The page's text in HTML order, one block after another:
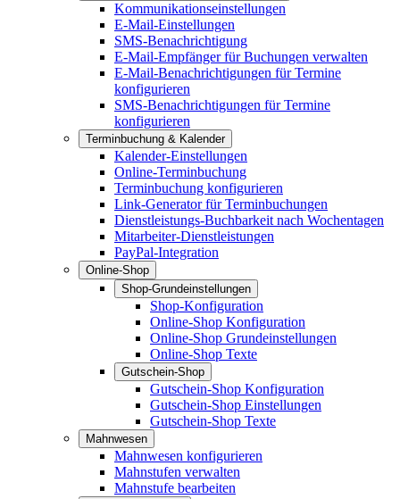
Kommunikationseinstellungen
E-Mail-Einstellungen
SMS-Benachrichtigung
E-Mail-Empfänger für Buchungen verwalten
E-Mail-Benachrichtigungen für Termine
konfigurieren
SMS-Benachrichtigungen für Termine
konfigurieren
Terminbuchung & Kalender
Kalender-Einstellungen
Online-Terminbuchung
Terminbuchung konfigurieren
Link-Generator für Terminbuchungen
Dienstleistungs-Buchbarkeit nach Wochentagen
Mitarbeiter-Dienstleistungen
PayPal-Integration
Online-Shop
Shop-Grundeinstellungen
Shop-Konfiguration
Online-Shop Konfiguration
Online-Shop Grundeinstellungen
Online-Shop Texte
Gutschein-Shop
Gutschein-Shop Konfiguration
Gutschein-Shop Einstellungen
Gutschein-Shop Texte
Mahnwesen
Mahnwesen konfigurieren
Mahnstufen verwalten
Mahnstufe bearbeiten